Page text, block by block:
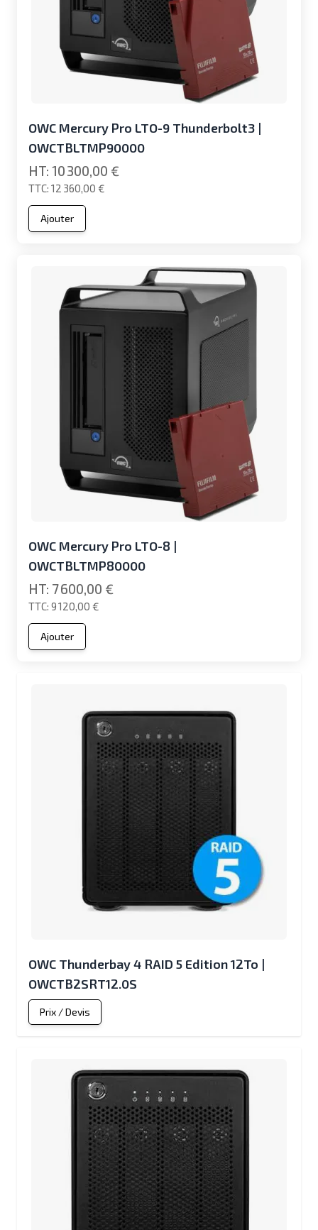
OWC Mercury Pro LTO-9 Thunderbolt3 |
OWCTBLTMP90000
12 360,00 €
10 300,00 €
Ajouter
OWC Mercury Pro LTO-8 |
OWCTBLTMP80000
9 120,00 €
7 600,00 €
Ajouter
OWC Thunderbay 4 RAID 5 Edition 12To |
OWCTB2SRT12.0S
Prix / Devis